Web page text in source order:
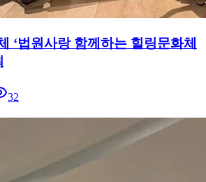
‘법원사랑 함께하는 힐링문화체
32